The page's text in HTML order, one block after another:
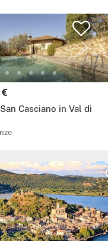
€
Casciano in Val di